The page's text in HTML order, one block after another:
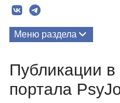
Меню раздела
Публикации
портала